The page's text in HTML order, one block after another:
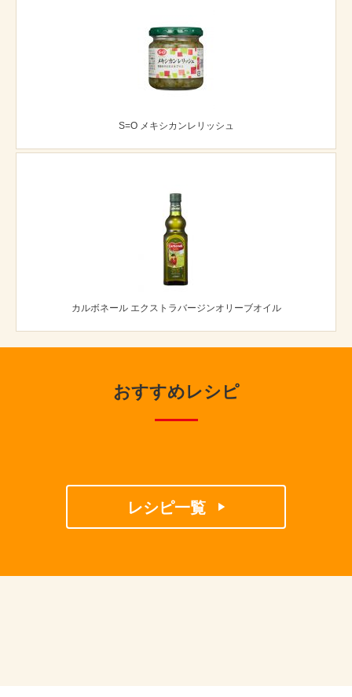
S=O メキシカンレリッシュ
カルボネール エクストラバージンオリーブオイル
おすすめレシピ
レシピ一覧